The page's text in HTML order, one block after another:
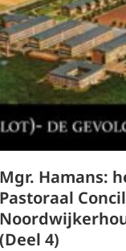
Mgr. Hamans:
Pastoraal
(Deel 4)